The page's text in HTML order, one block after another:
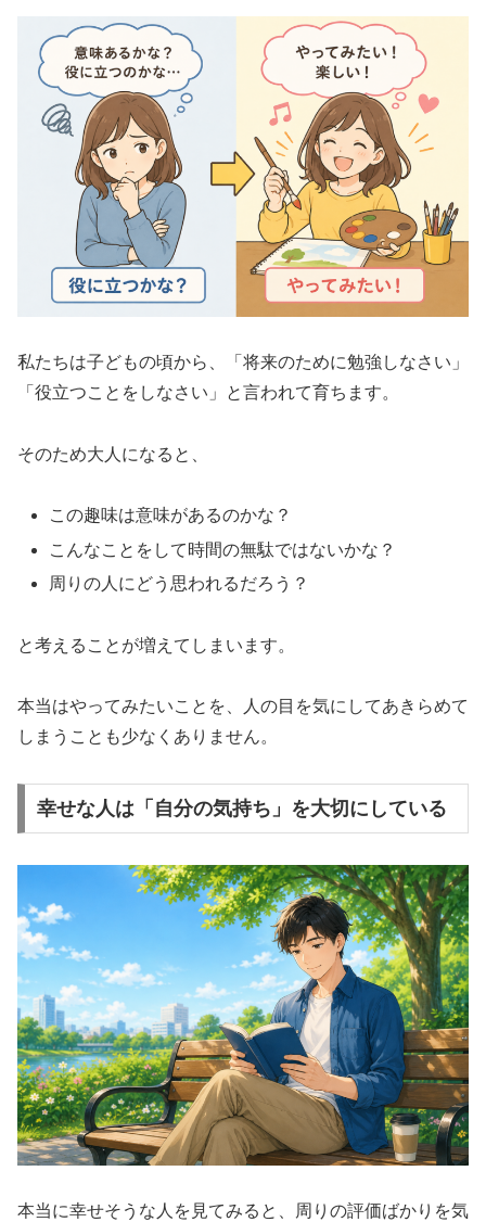
私たちは子どもの頃から、「将来のために勉強しなさい」
「役立つことをしなさい」と言われて育ちます。
そのため大人になると、
この趣味は意味があるのかな？
こんなことをして時間の無駄ではないかな？
周りの人にどう思われるだろう？
と考えることが増えてしまいます。
本当はやってみたいことを、人の目を気にしてあきらめて
しまうことも少なくありません。
幸せな人は「自分の気持ち」を大切にしている
本当に幸せそうな人を見てみると、周りの評価ばかりを気